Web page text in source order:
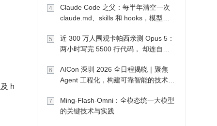
h
4
Claude Code 之父：每半年清空一次
claude.md、skills 和 hooks，模型自
5
近 300 万人围观卡帕西亲测 Opus 5：
两小时写完 5500 行代码， 却连自己
6
AICon 深圳 2026 全日程揭晓｜聚焦
Agent 工程化，构建可靠智能的技术路
7
Ming-Flash-Omni：全模态统一大模型
的关键技术与实践